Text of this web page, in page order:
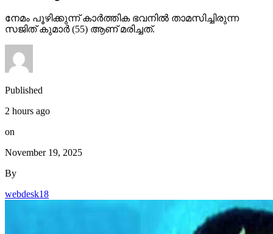
നേമം പൂഴിക്കുന്ന് കാര്‍ത്തിക ഭവനില്‍ താമസിച്ചിരുന്ന
സജിത് കുമാര്‍ (55) ആണ് മരിച്ചത്.
Published
2 hours ago
on
November 19, 2025
By
webdesk18